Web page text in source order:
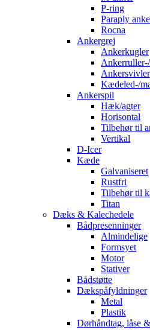
P-ring
Paraply
Rocna
Ankergrej
Ankerkugler
Ankersvivler
Kædeled-/
Ankerspil
Hæk/agter
Horisontal
Tilbehør til
Vertikal
D-Icer
Kæde
Galvaniseret
Rustfri
Tilbehør til
Titan
Dæks & Kalechedele
Bådpresenninger
Almindelige
Formsyet
Motor
Stativer
Bådstøtte
Dækspåfyldninger
Metal
Plastik
Dørhåndtag, låse